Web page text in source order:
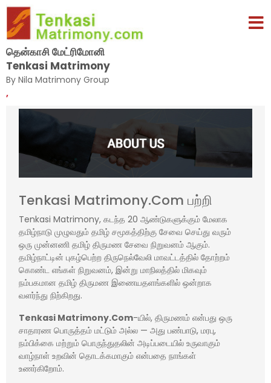
தென்காசி மேட்ரிமோனி
Tenkasi Matrimony
By Nila Matrimony Group
,
Tenkasi Matrimony.Com பற்றி
Tenkasi Matrimony, கடந்த 20 ஆண்டுகளுக்கும் மேலாக
தமிழ்நாடு முழுவதும் தமிழ் சமூகத்திற்கு சேவை செய்து வரும்
ஒரு முன்னணி தமிழ் திருமண சேவை நிறுவனம் ஆகும்.
தமிழ்நாட்டின் புகழ்பெற்ற திருநெல்வேலி மாவட்டத்தில் தோற்றம்
கொண்ட எங்கள் நிறுவனம், இன்று மாநிலத்தில் மிகவும்
நம்பகமான தமிழ் திருமண இணையதளங்களில் ஒன்றாக
வளர்ந்து நிற்கிறது.
Tenkasi Matrimony.Com-யில், திருமணம் என்பது ஒரு
சாதாரண பொருத்தம் மட்டும் அல்ல — அது பண்பாடு, மரபு,
நம்பிக்கை மற்றும் பொருந்துதலின் அடிப்படையில் உருவாகும்
வாழ்நாள் உறவின் தொடக்கமாகும் என்பதை நாங்கள்
உணர்கிறோம்.